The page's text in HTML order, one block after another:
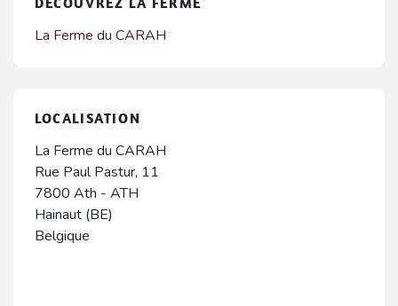
La Ferme du CARAH
LOCALISATION
La Ferme du CARAH
Rue Paul Pastur, 11
7800 Ath - ATH
Hainaut (BE)
Belgique